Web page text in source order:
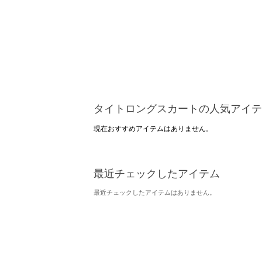
タイトロングスカートの人気アイ
現在おすすめアイテムはありません。
最近チェックしたアイテム
最近チェックしたアイテムはありません。